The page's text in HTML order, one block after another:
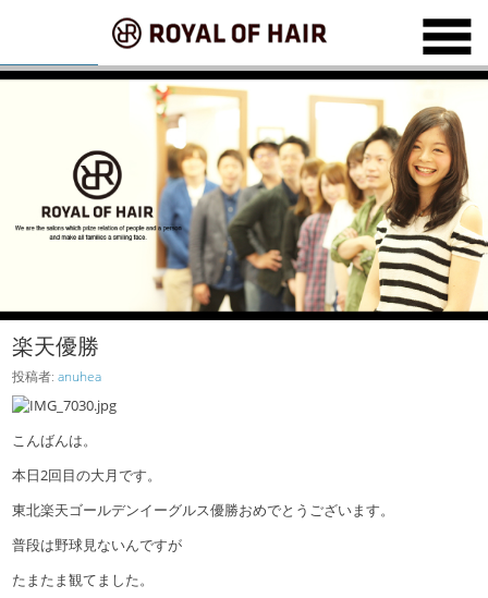
楽天優勝
投稿者:anuhea
こんばんは。
本日2回目の大月です。
東北楽天ゴールデンイーグルス優勝おめでとうございます。
普段は野球見ないんですが
たまたま観てました。